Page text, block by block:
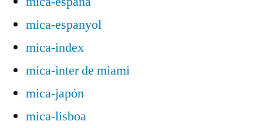
mica-espanyol
mica-index
mica-inter de miami
mica-japón
mica-lisboa